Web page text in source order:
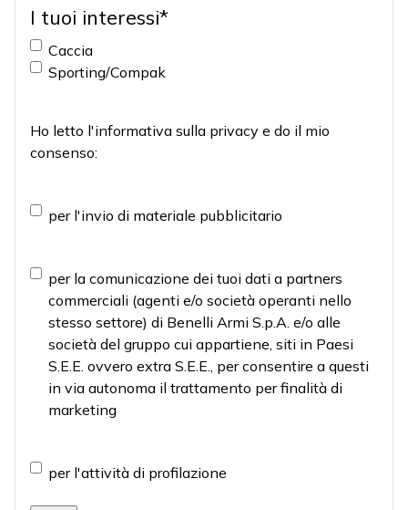
I tuoi interessi*
Caccia
Sporting/Compak
Ho letto l'informativa sulla privacy e do il mio
consenso:
Materiale
per l'invio di materiale pubblicitario
Marketing
per la comunicazione dei tuoi dati a partners
commerciali (agenti e/o società operanti nello
stesso settore) di Benelli Armi S.p.A. e/o alle
società del gruppo cui appartiene, siti in Paesi
S.E.E. ovvero extra S.E.E., per consentire a questi
in via autonoma il trattamento per finalità di
marketing
Profilazione
per l'attività di profilazione